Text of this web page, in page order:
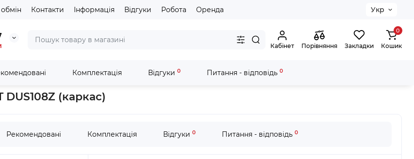
Контакти Інформація Відгуки Робота Оренда Укр
Кабінет Порівняння Закладки
0
Кошик
Комплектація Відгуки 0 Питання - відповідь 0
Makita LXT DUS108Z (каркас)
(каркас)
Рекомендовані Комплектація Відгуки 0 Питання - відповідь 0